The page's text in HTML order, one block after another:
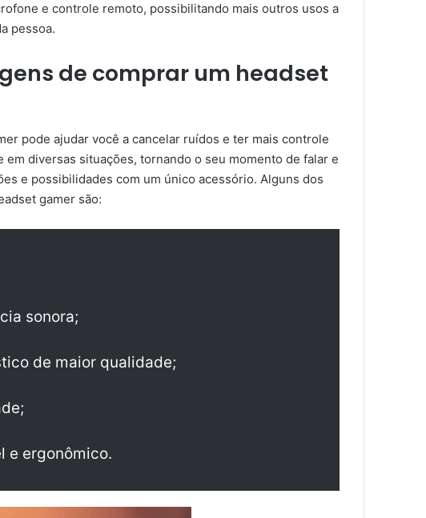
e controle remoto, possibilitando mais outros usos a
pessoa.
de comprar um headset
pode ajudar você a cancelar ruídos e ter mais controle
em diversas situações, tornando o seu momento de falar e
e possibilidades com um único acessório. Alguns dos
gamer são:
sonora;
de maior qualidade;
e ergonômico.